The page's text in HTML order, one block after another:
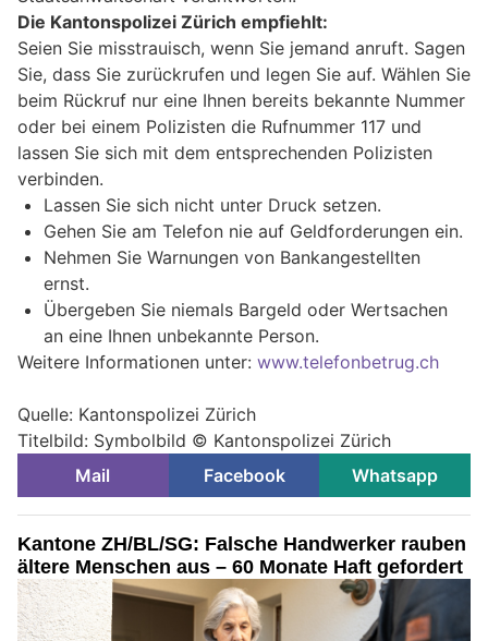
Die Kantonspolizei Zürich empfiehlt:
Seien Sie misstrauisch, wenn Sie jemand anruft. Sagen
Sie, dass Sie zurückrufen und legen Sie auf. Wählen Sie
beim Rückruf nur eine Ihnen bereits bekannte Nummer
oder bei einem Polizisten die Rufnummer 117 und
lassen Sie sich mit dem entsprechenden Polizisten
verbinden.
Lassen Sie sich nicht unter Druck setzen.
Gehen Sie am Telefon nie auf Geldforderungen ein.
Nehmen Sie Warnungen von Bankangestellten
ernst.
Übergeben Sie niemals Bargeld oder Wertsachen
an eine Ihnen unbekannte Person.
Weitere Informationen unter: www.telefonbetrug.ch
Quelle: Kantonspolizei Zürich
Titelbild: Symbolbild © Kantonspolizei Zürich
Mail
Facebook Whatsapp
Kantone ZH/BL/SG: Falsche Handwerker rauben
ältere Menschen aus – 60 Monate Haft gefordert